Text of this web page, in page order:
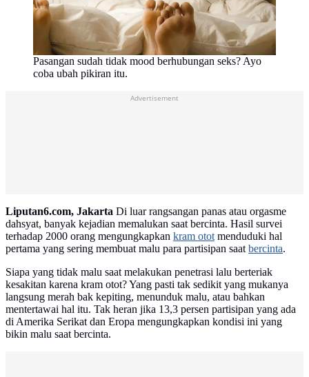
Pasangan sudah tidak mood berhubungan seks? Ayo
coba ubah pikiran itu.
Advertisement
Liputan6.com, Jakarta Di luar rangsangan panas atau orgasme
dahsyat, banyak kejadian memalukan saat bercinta. Hasil survei
terhadap 2000 orang mengungkapkan kram ototmenduduki hal
pertama yang sering membuat malu para partisipan saatbercinta.
Siapa yang tidak malu saat melakukan penetrasi lalu berteriak
kesakitan karena kram otot? Yang pasti tak sedikit yang mukanya
langsung merah bak kepiting, menunduk malu, atau bahkan
mentertawai hal itu. Tak heran jika 13,3 persen partisipan yang ada
di Amerika Serikat dan Eropa mengungkapkan kondisi ini yang
bikin malu saat bercinta.